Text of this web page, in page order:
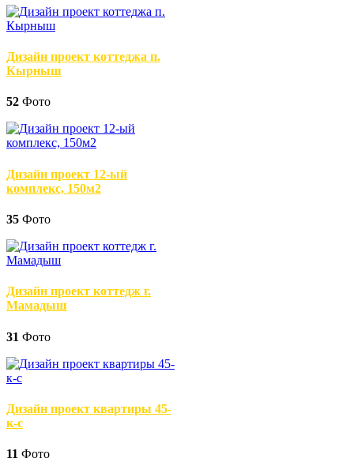
Дизайн проект коттеджа п.
Кырныш
52 Фото
Дизайн проект 12-ый
комплекс, 150м2
35 Фото
Дизайн проект коттедж г.
Мамадыш
31 Фото
Дизайн проект квартиры 45-
к-с
11 Фото